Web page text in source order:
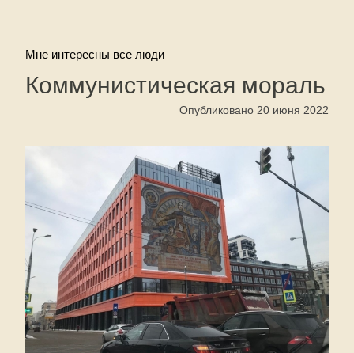
Мне интересны все люди
Коммунистическая мораль
Опубликовано 20 июня 2022